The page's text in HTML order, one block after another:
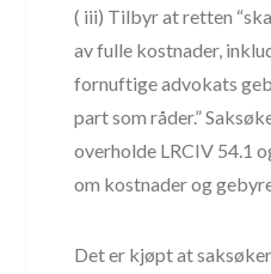
( iii) Tilbyr at retten
av fulle kostnader,
fornuftige advokats
part som råder.”
overholde LRCIV 54.1
om kostnader og
Det er kjøpt at